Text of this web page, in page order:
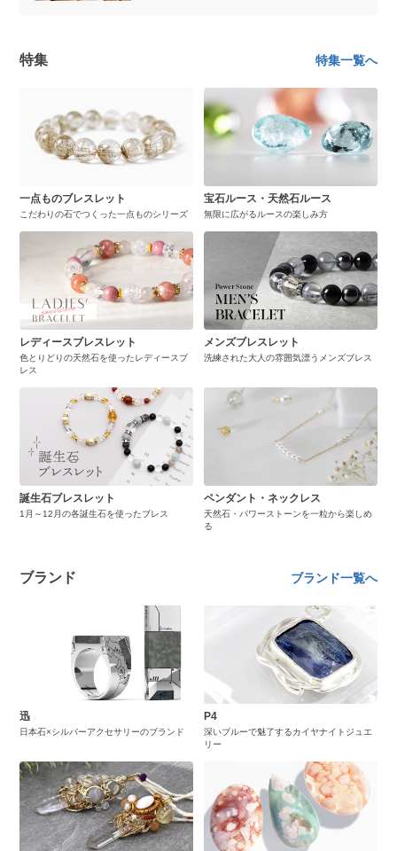
特集 特集一覧へ
一点ものブレスレット
こだわりの石でつくった一点ものシリーズ
宝石ルース・天然石ルース
無限に広がるルースの楽しみ方
レディースブレスレット
色とりどりの天然石を使ったレディースブ
レス
メンズブレスレット
洗練された大人の雰囲気漂うメンズブレス
誕生石ブレスレット
1月～12月の各誕生石を使ったブレス
ペンダント・ネックレス
天然石・パワーストーンを一粒から楽しめ
る
ブランド ブランド一覧へ
迅
日本石×シルバーアクセサリーのブランド
P4
深いブルーで魅了するカイヤナイトジュエ
リー